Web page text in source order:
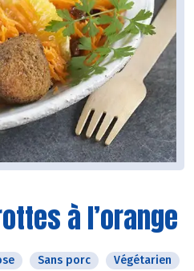
à l’orange
Sans porc
Végétarien